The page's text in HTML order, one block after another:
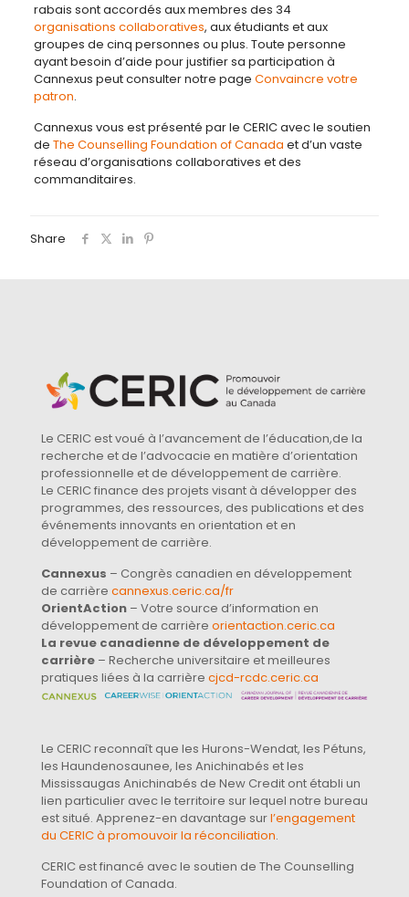
rabais sont accordés aux membres des 34
organisations collaboratives, aux étudiants et aux
groupes de cinq personnes ou plus. Toute personne
ayant besoin d’aide pour justifier sa participation à
Cannexus peut consulter notre page Convaincre votre
patron.
Cannexus vous est présenté par le CERIC avec le soutien
de The Counselling Foundation of Canada et d’un vaste
réseau d’organisations collaboratives et des
commanditaires.
Share
Le CERIC est voué à l’avancement de l’éducation,de la
recherche et de l’advocacie en matière d’orientation
professionnelle et de développement de carrière.
Le CERIC finance des projets visant à développer des
programmes, des ressources, des publications et des
événements innovants en orientation et en
développement de carrière.
Cannexus – Congrès canadien en développement
de carrière cannexus.ceric.ca/fr
OrientAction – Votre source d’information en
développement de carrière orientaction.ceric.ca
La revue canadienne de développement de
carrière – Recherche universitaire et meilleures
pratiques liées à la carrière cjcd-rcdc.ceric.ca
Le CERIC reconnaît que les Hurons-Wendat, les Pétuns,
les Haundenosaunee, les Anichinabés et les
Mississaugas Anichinabés de New Credit ont établi un
lien particulier avec le territoire sur lequel notre bureau
est situé. Apprenez-en davantage surl’engagement
du CERIC à promouvoir la réconciliation.
CERIC est financé avec le soutien de The Counselling
Foundation of Canada.